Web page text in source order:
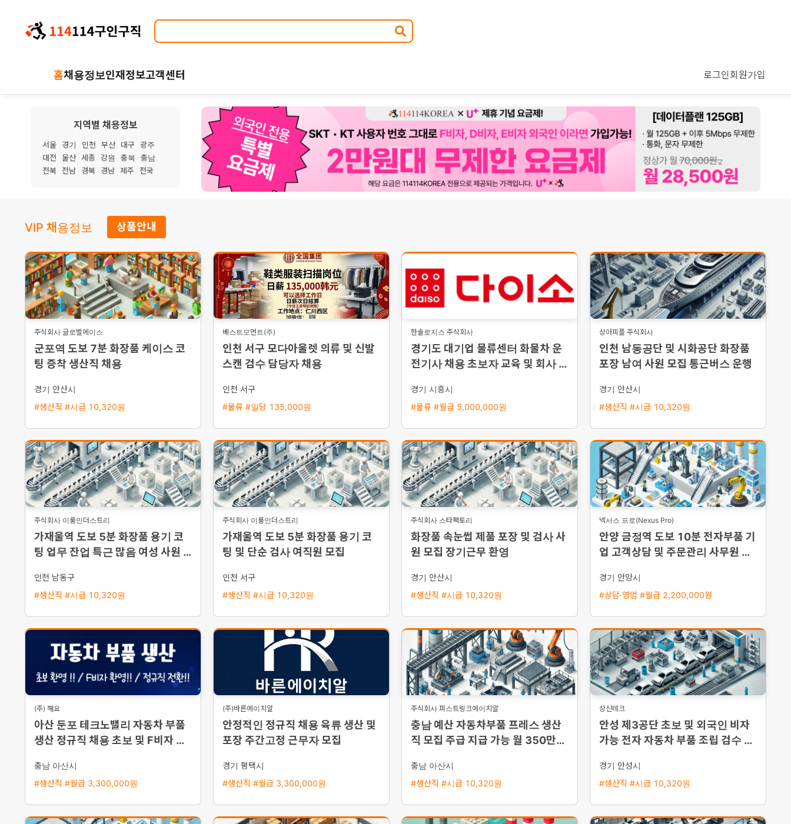
홈채용정보인재정보고객센터 로그인회원가입
지역별 채용정보
서울 경기 인천 부산 대구
광주
대전
울산 세종 강원 충북
충남
전북
전남 경북 경남 제주 전국
VIP 채용정보 상품안내
주식회사 글로벌에이스
군포역 도보 7분 화장품 케이스 코
팅 증착 생산직 채용
경기 안산시
#생산직 #시급 10,320원
베스트모먼트(주)
인천 서구 모다아울렛 의류 및 신발
스캔 검수 담당자 채용
인천 서구
#물류 #일당 135,000원
한솔로지스 주식회사
경기도 대기업 물류센터 화물차 운
전기사 채용 초보자 교육 및 회사 차
경기 시흥시
#물류 #월급 5,000,000원
상아피플 주식회사
인천 남동공단 및 시화공단 화장품
포장 남여 사원 모집 통근버스 운행
경기 안산시
#생산직 #시급 10,320원
주식회사 이룸인더스트리
가재울역 도보 5분 화장품 용기 코
팅 업무 잔업 특근 많음 여성 사원 모
인천 남동구
#생산직 #시급 10,320원
주식회사 이룸인더스트리
가재울역 도보 5분 화장품 용기 코
팅 및 단순 검사 여직원 모집
인천 서구
#생산직 #시급 10,320원
주식회사 스타팩토리
화장품 속눈썹 제품 포장 및 검사 사
원 모집 장기근무 환영
경기 안산시
#생산직 #시급 10,320원
넥서스 프로(Nexus Pro)
안양 금정역 도보 10분 전자부품 기
업 고객상담 및 주문관리 사무원 채
경기 안양시
#상담·영업 #월급 2,200,000원
(주) 해요
아산 둔포 테크노밸리 자동차 부품
생산 정규직 채용 초보 및 F비자 환
충남 아산시
#생산직 #월급 3,300,000원
(주)바른에이치알
안정적인 정규직 채용 육류 생산 및
포장 주간고정 근무자 모집
경기 평택시
#생산직 #월급 3,300,000원
주식회사 퍼스트링크에이치알
충남 예산 자동차부품 프레스 생산
직 모집 주급 지급 가능 월 350만원
충남 아산시
#생산직 #시급 10,320원
상신테크
안성 제3공단 초보 및 외국인 비자
가능 전자 자동차 부품 조립 검수 용
경기 안성시
#생산직 #시급 10,320원